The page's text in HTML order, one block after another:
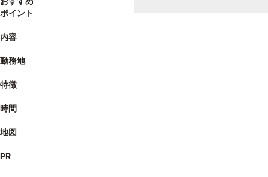
ポイント
内容
勤務地
特徴
時間
地図
PR